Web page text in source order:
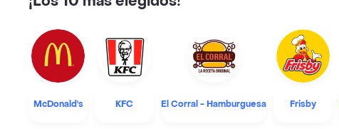
McDonald's KFC El Corral - Hamburguesa Frisby